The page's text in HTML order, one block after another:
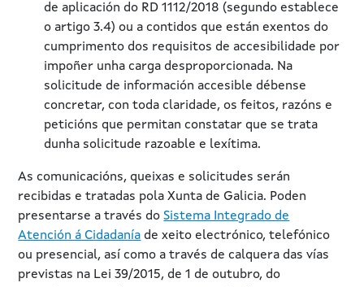
de aplicación do RD 1112/2018 (segundo establece
o artigo 3.4) ou a contidos que están exentos do
cumprimento dos requisitos de accesibilidade por
impoñer unha carga desproporcionada. Na
solicitude de información accesible débense
concretar, con toda claridade, os feitos, razóns e
peticións que permitan constatar que se trata
dunha solicitude razoable e lexítima.
As comunicacións, queixas e solicitudes serán
recibidas e tratadas pola Xunta de Galicia. Poden
presentarse a través doSistema Integrado de
Atención á Cidadanía de xeito electrónico, telefónico
ou presencial, así como a través de calquera das vías
previstas na Lei 39/2015, de 1 de outubro, do